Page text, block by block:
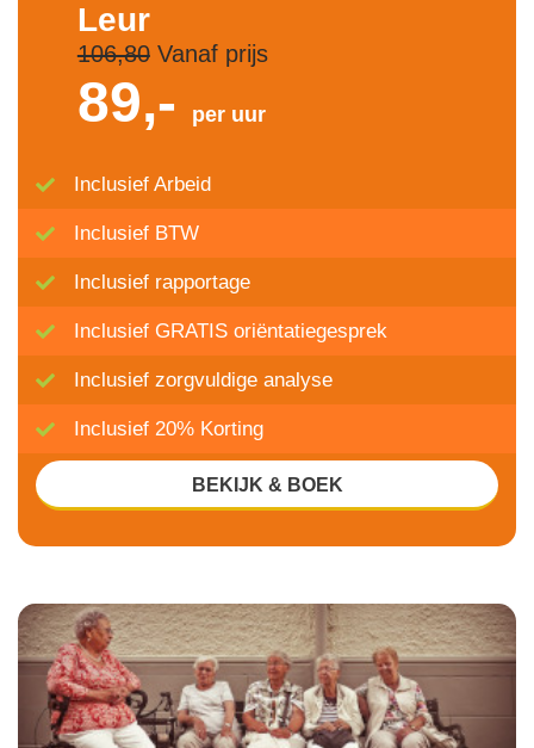
Leur
106,80Vanaf prijs
89,- per uur
Inclusief Arbeid
Inclusief BTW
Inclusief rapportage
Inclusief GRATIS oriëntatiegesprek
Inclusief zorgvuldige analyse
Inclusief 20% Korting
BEKIJK & BOEK